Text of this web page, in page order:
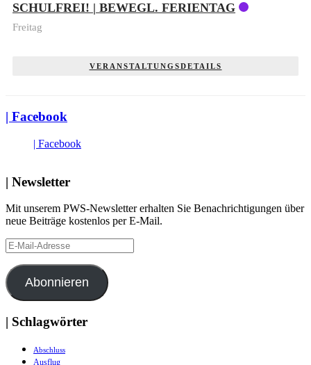
SCHULFREI! | BEWEGL. FERIENTAG
Freitag
VERANSTALTUNGSDETAILS
| Facebook
| Facebook
| Newsletter
Mit unserem PWS-Newsletter erhalten Sie Benachrichtigungen über
neue Beiträge kostenlos per E-Mail.
E-
Mail-
Adresse
Abonnieren
| Schlagwörter
Abschluss
Ausflug